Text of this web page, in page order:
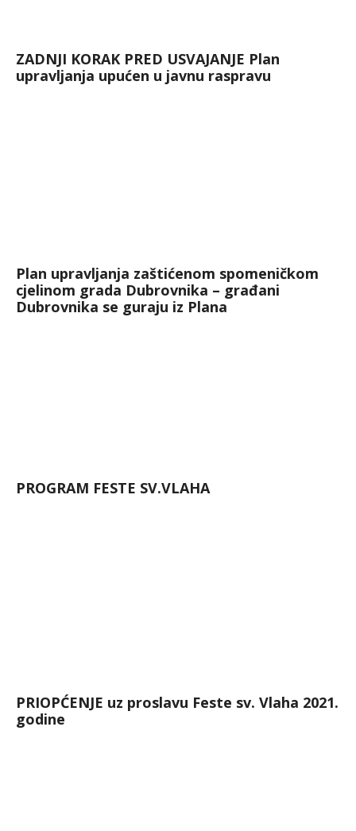
ZADNJI KORAK PRED USVAJANJE Plan
upravljanja upućen u javnu raspravu
Plan upravljanja zaštićenom spomeničkom
cjelinom grada Dubrovnika – građani
Dubrovnika se guraju iz Plana
PROGRAM FESTE SV.VLAHA
PRIOPĆENJE uz proslavu Feste sv. Vlaha 2021.
godine